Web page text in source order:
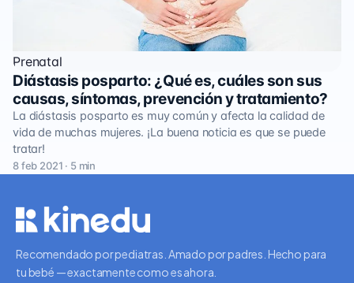
Prenatal
Diástasis posparto: ¿Qué es, cuáles son sus
causas, síntomas, prevención y tratamiento?
La diástasis posparto es muy común y afecta la calidad de
vida de muchas mujeres. ¡La buena noticia es que se puede
tratar!
8 feb 2021 · 5 min
Recomendado por pediatras. Amado por padres. Hecho para
tu bebé — exactamente como es ahora.